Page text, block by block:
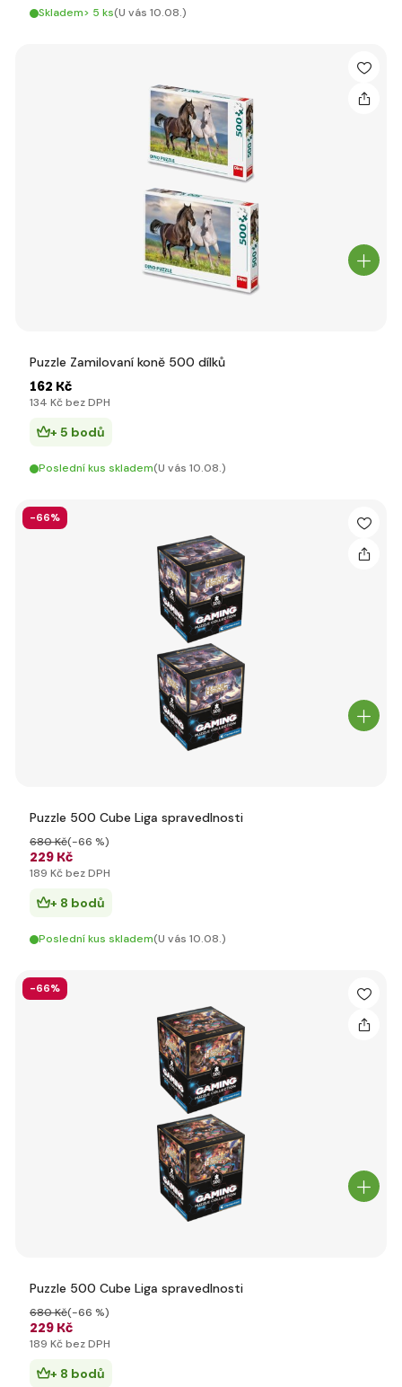
Skladem> 5 ks(U vás 10.08.)
Puzzle Zamilovaní koně 500 dílků
162 Kč
134 Kč bez DPH
+ 5 bodů
Poslední kus skladem(U vás 10.08.)
-66%
Puzzle 500 Cube Liga spravedlnosti
229 Kč
680 Kč(-66 %)
189 Kč bez DPH
+ 8 bodů
Poslední kus skladem(U vás 10.08.)
-66%
Puzzle 500 Cube Liga spravedlnosti
229 Kč
680 Kč(-66 %)
189 Kč bez DPH
+ 8 bodů